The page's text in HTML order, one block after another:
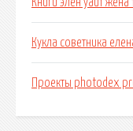
Книги элен уайт
Кукла советника
Проекты photodex